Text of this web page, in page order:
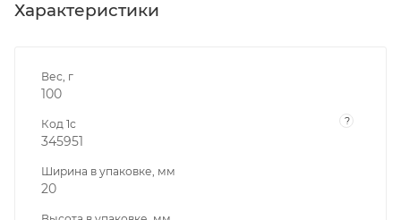
Характеристики
Вес, г
100
Код 1с ?
345951
Ширина в упаковке, мм
20